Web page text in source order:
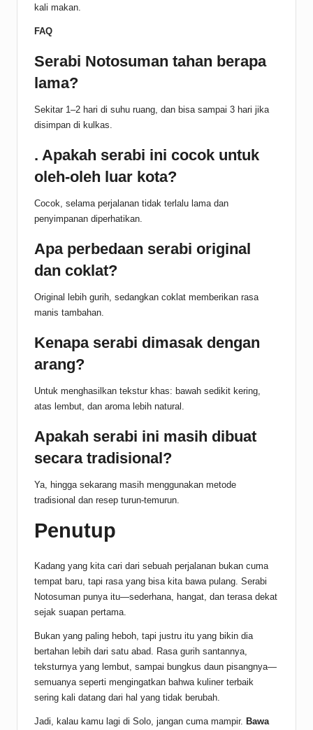
kali makan.
FAQ
Serabi Notosuman tahan berapa
lama?
Sekitar 1–2 hari di suhu ruang, dan bisa sampai 3 hari jika
disimpan di kulkas.
. Apakah serabi ini cocok untuk
oleh-oleh luar kota?
Cocok, selama perjalanan tidak terlalu lama dan
penyimpanan diperhatikan.
Apa perbedaan serabi original
dan coklat?
Original lebih gurih, sedangkan coklat memberikan rasa
manis tambahan.
Kenapa serabi dimasak dengan
arang?
Untuk menghasilkan tekstur khas: bawah sedikit kering,
atas lembut, dan aroma lebih natural.
Apakah serabi ini masih dibuat
secara tradisional?
Ya, hingga sekarang masih menggunakan metode
tradisional dan resep turun-temurun.
Penutup
Kadang yang kita cari dari sebuah perjalanan bukan cuma
tempat baru, tapi rasa yang bisa kita bawa pulang. Serabi
Notosuman punya itu—sederhana, hangat, dan terasa dekat
sejak suapan pertama.
Bukan yang paling heboh, tapi justru itu yang bikin dia
bertahan lebih dari satu abad. Rasa gurih santannya,
teksturnya yang lembut, sampai bungkus daun pisangnya—
semuanya seperti mengingatkan bahwa kuliner terbaik
sering kali datang dari hal yang tidak berubah.
Jadi, kalau kamu lagi di Solo, jangan cuma mampir. Bawa